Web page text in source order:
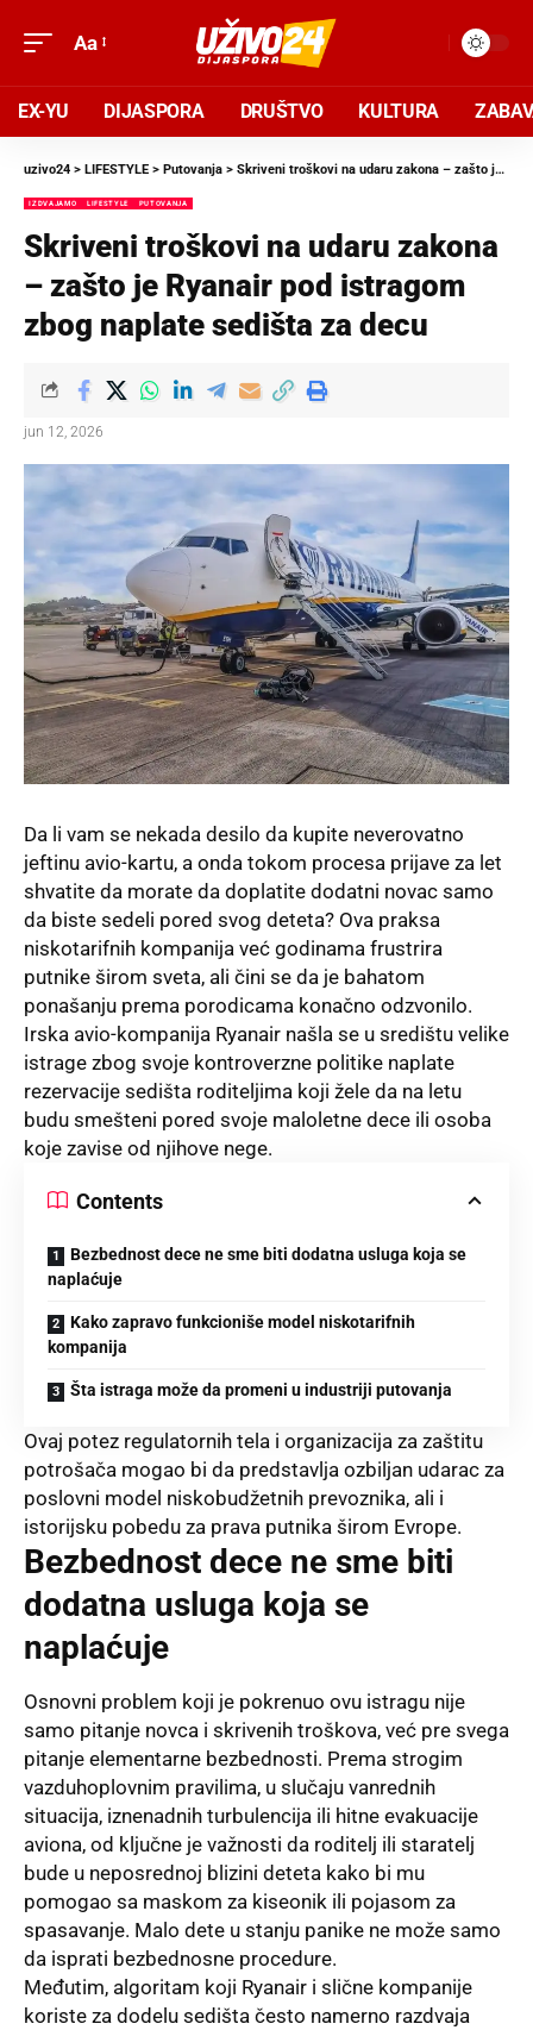
Aa
EX-YU DIJASPORA DRUŠTVO KULTURA
uzivo24 > LIFESTYLE > Putovanja > Skriveni troškovi na udaru zakona – zašto je Ryanair pod istragom zbog naplate sedišta za decu
IZDVAJAMO LIFESTYLE PUTOVANJA
Skriveni troškovi na udaru zakona
– zašto je Ryanair pod istragom
zbog naplate sedišta za decu
jun 12, 2026
Da li vam se nekada desilo da kupite neverovatno
jeftinu avio-kartu, a onda tokom procesa prijave za let
shvatite da morate da doplatite dodatni novac samo
da biste sedeli pored svog deteta? Ova praksa
niskotarifnih kompanija već godinama frustrira
putnike širom sveta, ali čini se da je bahatom
ponašanju prema porodicama konačno odzvonilo.
Irska avio-kompanija Ryanair našla se u središtu velike
istrage zbog svoje kontroverzne politike naplate
rezervacije sedišta roditeljima koji žele da na letu
budu smešteni pored svoje maloletne dece ili osoba
koje zavise od njihove nege.
Contents
Bezbednost dece ne sme biti dodatna usluga koja se
naplaćuje
Kako zapravo funkcioniše model niskotarifnih
kompanija
Šta istraga može da promeni u industriji putovanja
Ovaj potez regulatornih tela i organizacija za zaštitu
potrošača mogao bi da predstavlja ozbiljan udarac za
poslovni model niskobudžetnih prevoznika, ali i
istorijsku pobedu za prava putnika širom Evrope.
Bezbednost dece ne sme biti
dodatna usluga koja se
naplaćuje
Osnovni problem koji je pokrenuo ovu istragu nije
samo pitanje novca i skrivenih troškova, već pre svega
pitanje elementarne bezbednosti. Prema strogim
vazduhoplovnim pravilima, u slučaju vanrednih
situacija, iznenadnih turbulencija ili hitne evakuacije
aviona, od ključne je važnosti da roditelj ili staratelj
bude u neposrednoj blizini deteta kako bi mu
pomogao sa maskom za kiseonik ili pojasom za
spasavanje. Malo dete u stanju panike ne može samo
da isprati bezbednosne procedure.
Međutim, algoritam koji Ryanair i slične kompanije
koriste za dodelu sedišta često namerno razdvaja